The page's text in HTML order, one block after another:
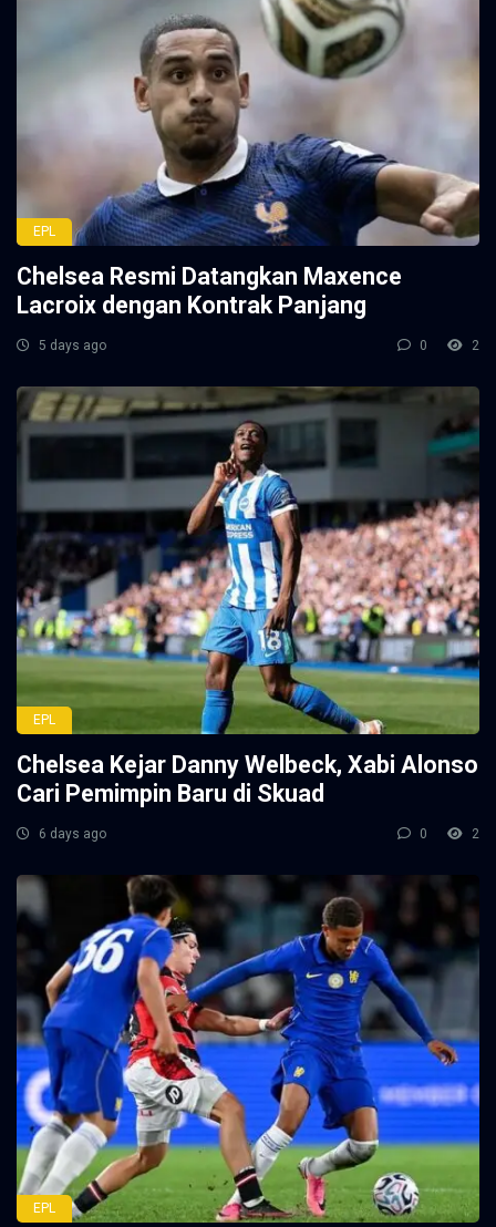
EPL
Chelsea Resmi Datangkan Maxence
Lacroix dengan Kontrak Panjang
5 days ago 0 2
EPL
Chelsea Kejar Danny Welbeck, Xabi Alonso
Cari Pemimpin Baru di Skuad
6 days ago 0 2
EPL